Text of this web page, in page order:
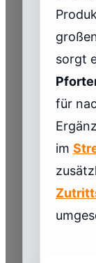
sorgt
für
im